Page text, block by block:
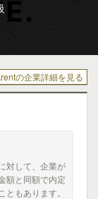
の企業詳細を見る
対して、企業が
額と同額で内定
もあります。